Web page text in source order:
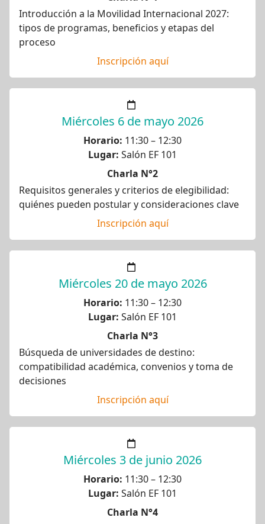
Introducción a la Movilidad Internacional 2027:
tipos de programas, beneficios y etapas del
proceso
Inscripción aquí
Miércoles 6 de mayo 2026
Horario: 11:30 – 12:30
Lugar: Salón EF 101
Charla N°2
Requisitos generales y criterios de elegibilidad:
quiénes pueden postular y consideraciones clave
Inscripción aquí
Miércoles 20 de mayo 2026
Horario: 11:30 – 12:30
Lugar: Salón EF 101
Charla N°3
Búsqueda de universidades de destino:
compatibilidad académica, convenios y toma de
decisiones
Inscripción aquí
Miércoles 3 de junio 2026
Horario: 11:30 – 12:30
Lugar: Salón EF 101
Charla N°4